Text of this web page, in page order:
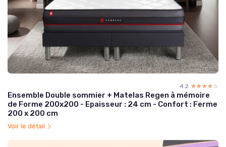
4.2 ☆☆☆☆☆
★★★★★
Ensemble Double sommier + Matelas Regen à mémoire
de Forme 200x200 - Epaisseur : 24 cm - Confort : Ferme
200 x 200 cm
Voir le détail